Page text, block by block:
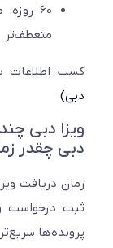
60 روزه: مناسب
اطلاعات بیشتر:
دبی چند
چقدر زمان
دریافت ویزای دبی
درخواست و کامل
سریع‌تر پیش